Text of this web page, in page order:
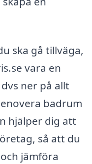
ska gå tillväga,
vara en
ner på allt
badrum
hjälper dig att
så att du
jämföra